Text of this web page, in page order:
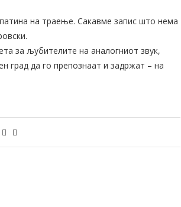
на траење. Сакавме запис што нема
за љубителите на аналогниот звук,
град да го препознаат и задржат – на